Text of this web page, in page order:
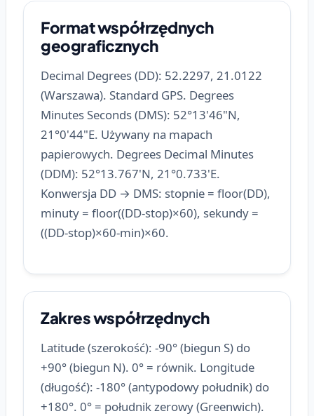
Format współrzędnych
geograficznych
Decimal Degrees (DD): 52.2297, 21.0122
(Warszawa). Standard GPS. Degrees
Minutes Seconds (DMS): 52°13'46"N,
21°0'44"E. Używany na mapach
papierowych. Degrees Decimal Minutes
(DDM): 52°13.767'N, 21°0.733'E.
Konwersja DD → DMS: stopnie = floor(DD),
minuty = floor((DD-stop)×60), sekundy =
((DD-stop)×60-min)×60.
Zakres współrzędnych
Latitude (szerokość): -90° (biegun S) do
+90° (biegun N). 0° = równik. Longitude
(długość): -180° (antypodowy południk) do
+180°. 0° = południk zerowy (Greenwich).